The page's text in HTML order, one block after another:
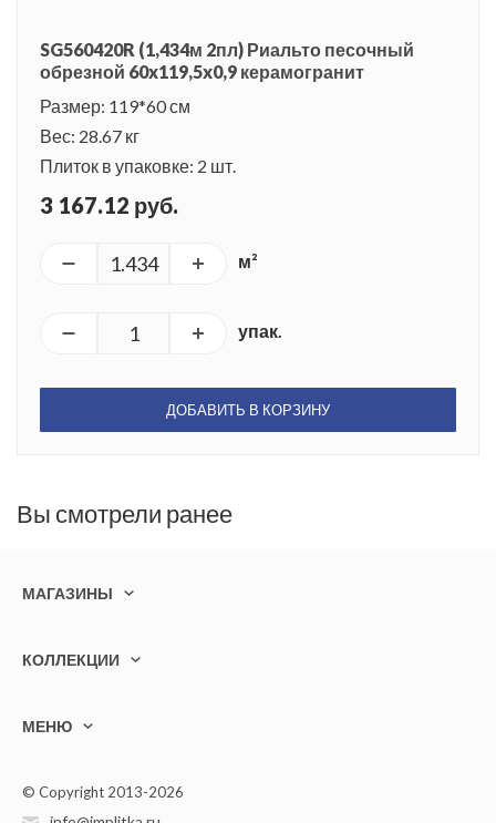
SG560420R (1,434м 2пл) Риальто песочный
обрезной 60x119,5x0,9 керамогранит
Размер: 119*60 см
Вес: 28.67 кг
Плиток в упаковке: 2 шт.
3 167.12 руб.
м²
упак.
ДОБАВИТЬ В КОРЗИНУ
Вы смотрели ранее
МАГАЗИНЫ
КОЛЛЕКЦИИ
МЕНЮ
© Copyright 2013-2026